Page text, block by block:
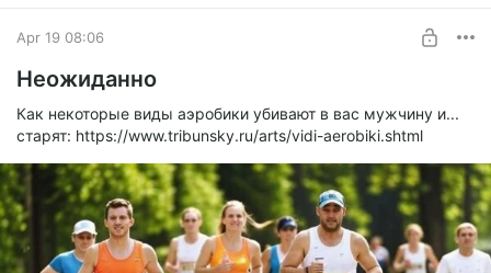
Apr 19 08:06
Неожиданно
Как некоторые виды аэробики убивают в вас мужчину и...
старят: https://www.tribunsky.ru/arts/vidi-aerobiki.shtml